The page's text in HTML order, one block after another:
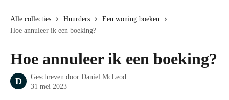
Alle collecties Huurders
Een woning boeken
Hoe annuleer ik een boeking?
Hoe annuleer ik een boeking?
D Geschreven door Daniel McLeod
31 mei 2023